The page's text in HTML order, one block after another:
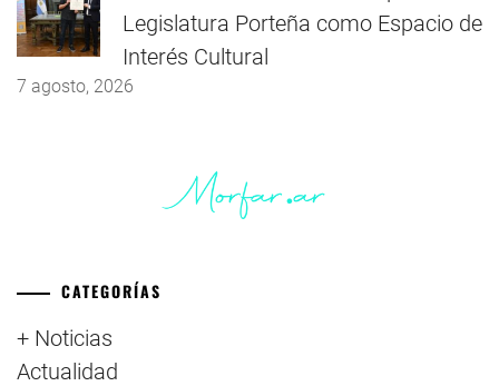
Legislatura Porteña como Espacio de
Interés Cultural
7 agosto, 2026
CATEGORÍAS
+ Noticias
Actualidad